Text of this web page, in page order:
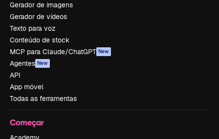
Gerador de imagens
Gerador de vídeos
Texto para voz
Conteúdo de stock
MCP para Claude/ChatGPT New
Agentes New
API
App móvel
Todas as ferramentas
Começar